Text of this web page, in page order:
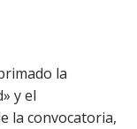
la
y el
la convocatoria,